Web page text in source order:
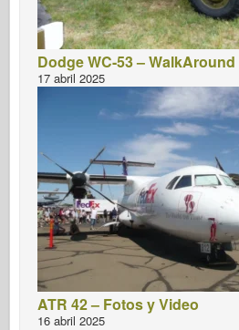
Dodge WC-53 – WalkAround
17 abril 2025
ATR 42 – Fotos y Video
16 abril 2025